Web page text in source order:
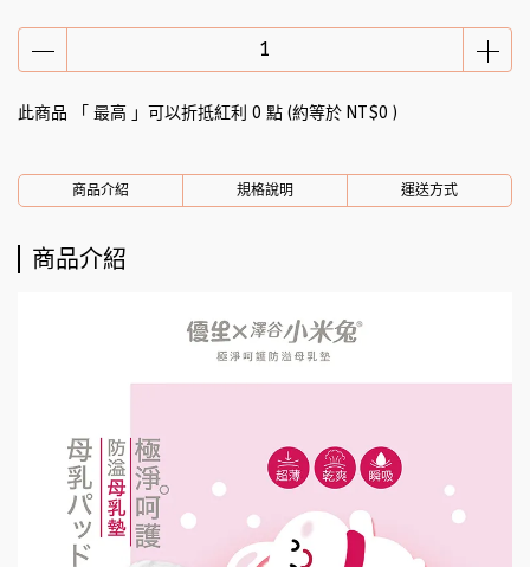
爸氣出遊節｜達指定金額贈超值好物
🎁 下單送好禮｜潔P植萃超迷你濕式衛生紙（8抽3入）
此商品 「 最高 」可以折抵紅利 0 點 (約等於 NT$0 )
商品介紹 規格說明 運送方式
商品介紹